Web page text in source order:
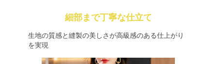
細部まで丁寧な仕立て
生地の質感と縫製の美しさが高級感のある仕上がり
を実現